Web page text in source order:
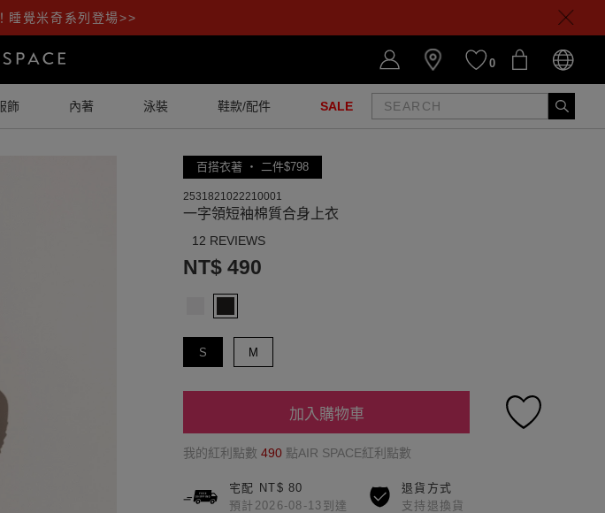
睡覺米奇系列登場>>
0
飾 內著 泳裝 鞋款/配件 SALE
百搭衣著 ‧ 二件$798
2531821022210001
一字領短袖棉質合身上衣
12 REVIEWS
NT$ 490
S M
加入購物車
我的紅利點數 490 點AIR SPACE紅利點數
宅配 NT$ 80
預計2026-08-13到達
退貨方式
支持退換貨